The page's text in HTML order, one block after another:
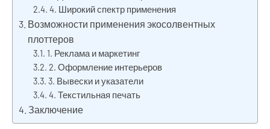
4. Широкий спектр применения
Возможности применения экосолвентных
плоттеров
1. Реклама и маркетинг
2. Оформление интерьеров
3. Вывески и указатели
4. Текстильная печать
Заключение